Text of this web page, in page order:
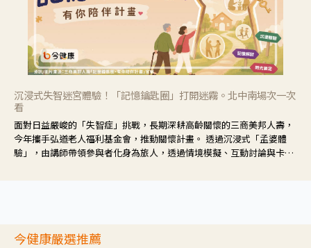
沉浸式失智迷宮體驗！「記憶鑰匙圈」打開迷霧。北中南場次一次
看
面對日益嚴峻的「失智症」挑戰，長期深耕高齡關懷的三商美邦人壽，
今年攜手弘道老人福利基金會，推動關懷計畫。 透過沉浸式「孟婆體
驗」，由講師帶領參與者化身為旅人，透過情境模擬、互動討論與卡牌
今健康嚴選推薦